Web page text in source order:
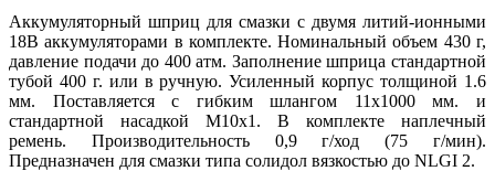
Аккумуляторный шприц для смазки с двумя литий-ионными
18В аккумуляторами в комплекте. Номинальный объем 430 г,
давление подачи до 400 атм. Заполнение шприца стандартной
тубой 400 г. или в ручную. Усиленный корпус толщиной 1.6
мм. Поставляется с гибким шлангом 11х1000 мм. и
стандартной насадкой М10х1. В комплекте наплечный
ремень. Производительность 0,9 г/ход (75 г/мин).
Предназначен для смазки типа солидол вязкостью до NLGI 2.